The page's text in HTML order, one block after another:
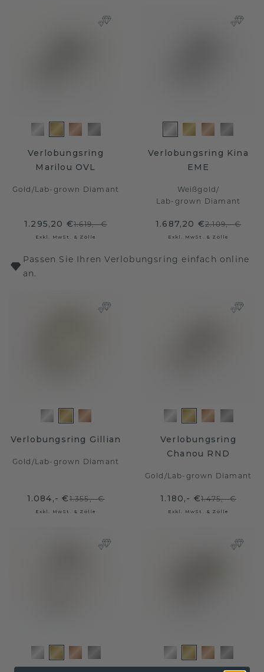
Verlobungsring
Marilou OVL
Gold /Lab-grown Diamant
1.295,20 €1.619,- €
Exkl. MwSt. & Zölle
Verlobungsring Kina
EME
Weißgold/
Lab-grown Diamant
1.687,20 €2.109,- €
Exkl. MwSt. & Zölle
Passen Sie Ihren Verlobungsring einfach online
an.
Verlobungsring Gillian
Gold /Lab-grown Diamant
1.084,- €1.355,- €
Exkl. MwSt. & Zölle
Verlobungsring
Chanou RND
Gold /Lab-grown Diamant
1.180,- €1.475,- €
Exkl. MwSt. & Zölle